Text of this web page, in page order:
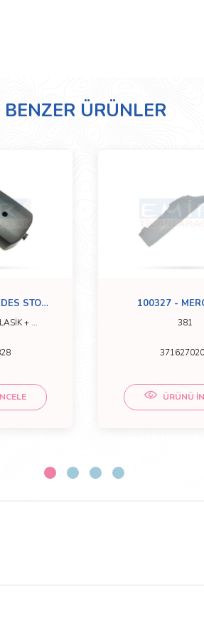
BENZER ÜRÜNLER
STOP
MP4
+ ...
100327 -
BOMBE SACI
381
ÜRÜNÜ